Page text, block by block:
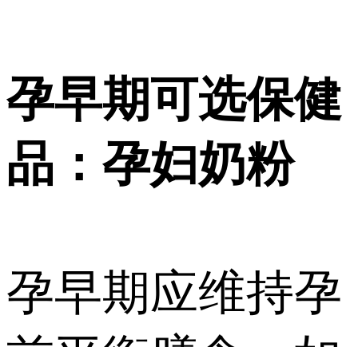
孕早期可选保健
品：孕妇奶粉
孕早期应维持孕